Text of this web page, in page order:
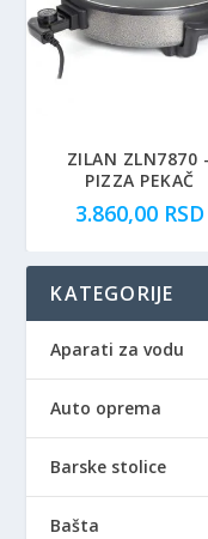
ZILAN ZLN7870
PIZZA PEKAČ
3.860,00 RSD
KATEGORIJE
Aparati za vodu
Auto oprema
Barske stolice
Bašta